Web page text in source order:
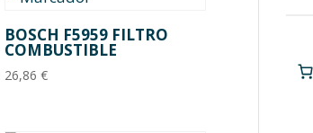
BOSCH F5959 FILTRO
COMBUSTIBLE
26,86 €